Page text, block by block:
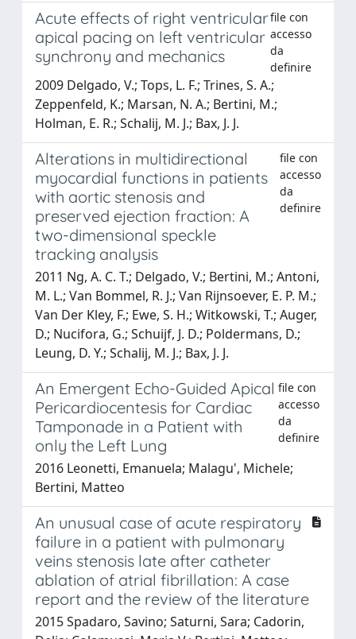
Acute effects of right ventricular
apical pacing on left ventricular
synchrony and mechanics
file con
accesso
da
definire
2009 Delgado, V.; Tops, L. F.; Trines, S. A.;
Zeppenfeld, K.; Marsan, N. A.; Bertini, M.;
Holman, E. R.; Schalij, M. J.; Bax, J. J.
Alterations in multidirectional
myocardial functions in patients
with aortic stenosis and
preserved ejection fraction: A
two-dimensional speckle
tracking analysis
file con
accesso
da
definire
2011 Ng, A. C. T.; Delgado, V.; Bertini, M.; Antoni,
M. L.; Van Bommel, R. J.; Van Rijnsoever, E. P. M.;
Van Der Kley, F.; Ewe, S. H.; Witkowski, T.; Auger,
D.; Nucifora, G.; Schuijf, J. D.; Poldermans, D.;
Leung, D. Y.; Schalij, M. J.; Bax, J. J.
An Emergent Echo-Guided Apical
Pericardiocentesis for Cardiac
Tamponade in a Patient with
only the Left Lung
file con
accesso
da
definire
2016 Leonetti, Emanuela; Malagu', Michele;
Bertini, Matteo
An unusual case of acute respiratory
failure in a patient with pulmonary
veins stenosis late after catheter
ablation of atrial fibrillation: A case
report and the review of the literature
2015 Spadaro, Savino; Saturni, Sara; Cadorin,